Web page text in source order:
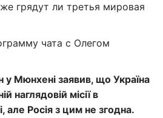
грядут ли третья мировая
чата с Олегом
у Мюнхені заявив, що Україна
наглядовій місії в
але Росія з цим не згодна.